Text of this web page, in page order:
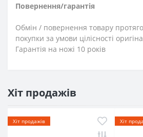
Повернення/гарантія
Обмін / повернення товару
покупки за умови цілісності
Гарантія на ножі 10 років
Хіт продажів
Хіт продажів Хіт